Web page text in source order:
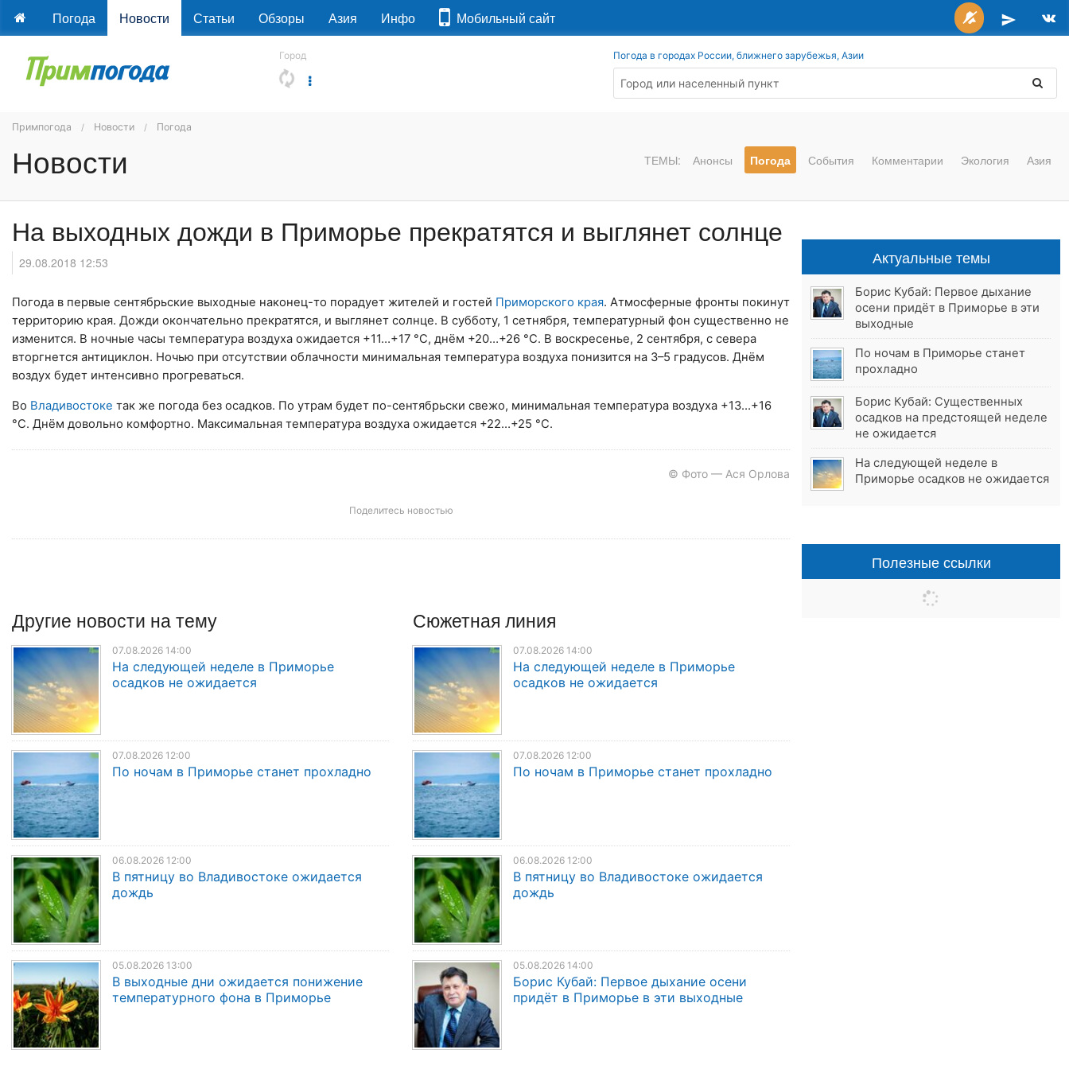
Погода Новости Статьи Обзоры Азия Инфо Мобильный сайт
Город Погода в городах России, ближнего зарубежья, Азии
Примпогода Новости Погода
Новости ТЕМЫ: Анонсы Погода События Комментарии Экология Азия
На выходных дожди в Приморье прекратятся и выглянет солнце
29.08.2018 12:53
Погода в первые сентябрьские выходные наконец-то порадует жителей и гостей Приморского края. Атмосферные фронты покинут
территорию края. Дожди окончательно прекратятся, и выглянет солнце. В субботу, 1 сетнября, температурный фон существенно не
изменится. В ночные часы температура воздуха ожидается +11…+17 °C, днём +20…+26 °C. В воскресенье, 2 сентября, с севера
вторгнется антициклон. Ночью при отсутствии облачности минимальная температура воздуха понизится на 3–5 градусов. Днём
воздух будет интенсивно прогреваться.
Во Владивостоке так же погода без осадков. По утрам будет по-сентябрьски свежо, минимальная температура воздуха +13…+16
°C. Днём довольно комфортно. Максимальная температура воздуха ожидается +22…+25 °C.
© Фото — Ася Орлова
Поделитесь новостью
Другие новости на тему
07.08.2026 14:00
На следующей неделе в Приморье
осадков не ожидается
07.08.2026 12:00
По ночам в Приморье станет прохладно
06.08.2026 12:00
В пятницу во Владивостоке ожидается
дождь
05.08.2026 13:00
В выходные дни ожидается понижение
температурного фона в Приморье
Сюжетная линия
07.08.2026 14:00
На следующей неделе в Приморье
осадков не ожидается
07.08.2026 12:00
По ночам в Приморье станет прохладно
06.08.2026 12:00
В пятницу во Владивостоке ожидается
дождь
05.08.2026 14:00
Борис Кубай: Первое дыхание осени
придёт в Приморье в эти выходные
Актуальные темы
Борис Кубай: Первое дыхание
осени придёт в Приморье в эти
выходные
По ночам в Приморье станет
прохладно
Борис Кубай: Существенных
осадков на предстоящей неделе
не ожидается
На следующей неделе в
Приморье осадков не ожидается
Полезные ссылки